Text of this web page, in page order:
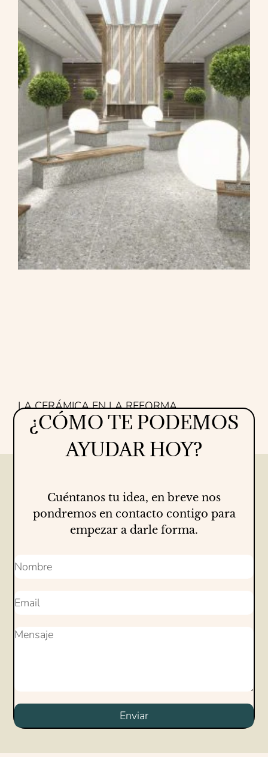
LA CERÁMICA EN LA REFORMA
Proyectos 16/07/2026
¿CÓMO TE PODEMOS
AYUDAR HOY?
Cuéntanos tu idea, en breve nos
pondremos en contacto contigo para
empezar a darle forma.
Enviar